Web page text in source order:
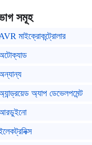
সমূহ
মাইক্রোকন্ট্রোলার
অ্যাপ ডেভেলপমেন্ট